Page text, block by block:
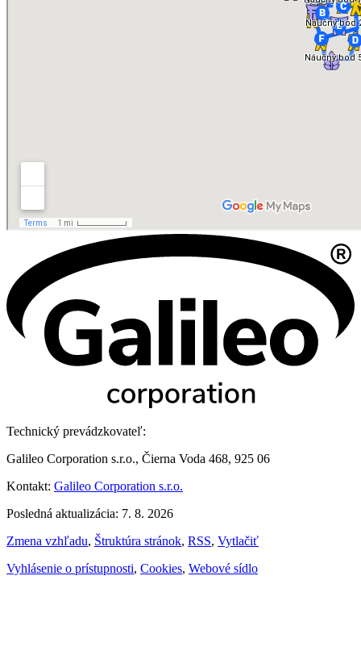
Technický prevádzkovateľ:
Galileo Corporation s.r.o., Čierna Voda 468, 925 06
Kontakt: Galileo Corporation s.r.o.
Posledná aktualizácia: 7. 8. 2026
Zmena vzhľadu, Štruktúra stránok, RSS, Vytlačiť
Vyhlásenie o prístupnosti, Cookies, Webové sídlo